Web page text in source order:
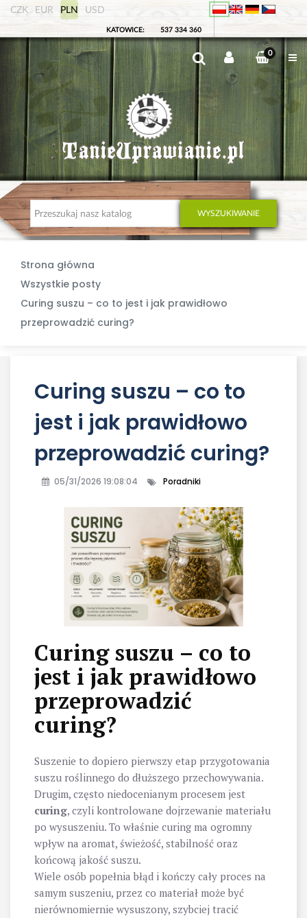
CZK EUR PLN USD
KATOWICE: 537 334 360
0
WYSZUKIWANIE
Strona główna
Wszystkie posty
Curing suszu – co to jest i jak prawidłowo
przeprowadzić curing?
Curing suszu – co to
jest i jak prawidłowo
przeprowadzić curing?
05/31/2026 19:08:04 Poradniki
Curing suszu – co to
jest i jak prawidłowo
przeprowadzić
curing?
Suszenie to dopiero pierwszy etap przygotowania
suszu roślinnego do dłuższego przechowywania.
Drugim, często niedocenianym procesem jest
curing, czyli kontrolowane dojrzewanie materiału
po wysuszeniu. To właśnie curing ma ogromny
wpływ na aromat, świeżość, stabilność oraz
końcową jakość suszu.
Wiele osób popełnia błąd i kończy cały proces na
samym suszeniu, przez co materiał może być
nierównomiernie wysuszony, szybciej tracić